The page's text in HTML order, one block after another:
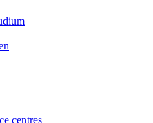
centres